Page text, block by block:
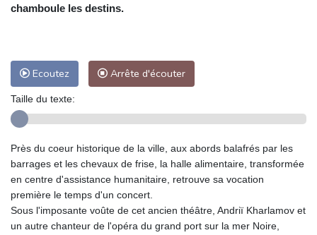
chamboule les destins.
Ecoutez Arrête d'écouter
Taille du texte:
Près du coeur historique de la ville, aux abords balafrés par les
barrages et les chevaux de frise, la halle alimentaire, transformée
en centre d'assistance humanitaire, retrouve sa vocation
première le temps d'un concert.
Sous l'imposante voûte de cet ancien théâtre, Andriï Kharlamov et
un autre chanteur de l'opéra du grand port sur la mer Noire,